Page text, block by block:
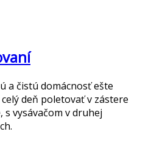
a čistú domácnosť ešte
deň poletovať v zástere
vysávačom v druhej